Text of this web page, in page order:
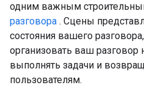
одним важным
разговора . Сцены
состояния вашего
организовать ваш разговор
выполнять задачи и
пользователям.